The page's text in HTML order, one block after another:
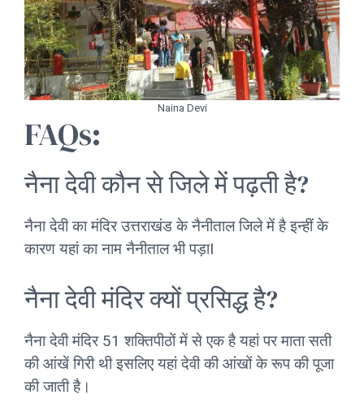
Naina Devi
FAQs:
नैना देवी कौन से जिले में पढ़ती है?
नैना देवी का मंदिर उत्तराखंड के नैनीताल जिले में है इन्हीं के
कारण यहां का नाम नैनीताल भी पड़ाI
नैना देवी मंदिर क्यों प्रसिद्ध है?
नैना देवी मंदिर 51 शक्तिपीठों में से एक है यहां पर माता सती
की आंखें गिरी थी इसलिए यहां देवी की आंखों के रूप की पूजा
की जाती है।